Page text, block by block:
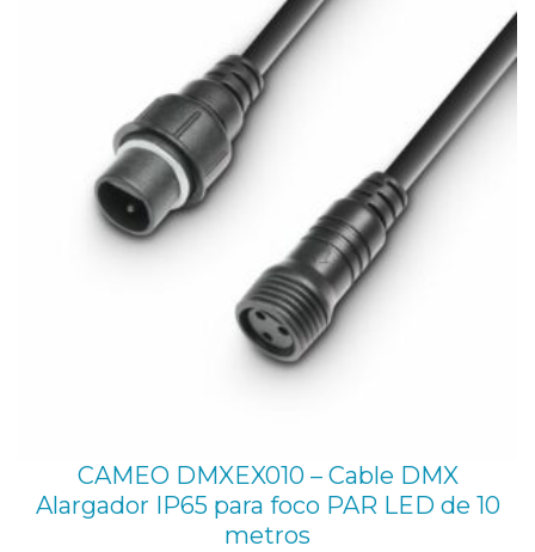
CAMEO DMXEX010 – Cable DMX
Alargador IP65 para foco PAR LED de 10
metros